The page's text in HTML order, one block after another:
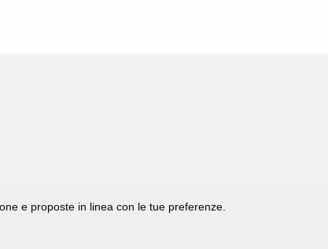
e proposte in linea con le tue preferenze.